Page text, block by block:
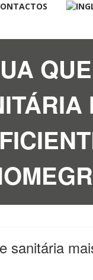
sanitária